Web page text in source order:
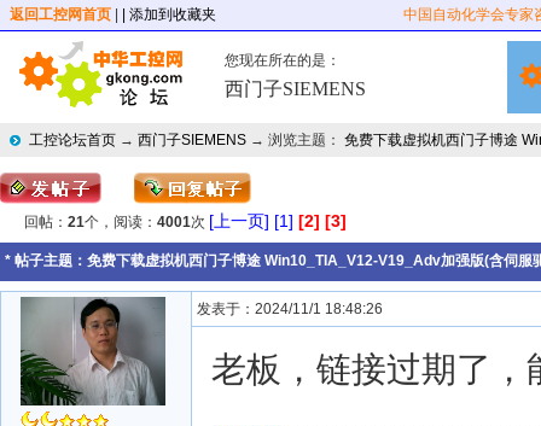
返回工控网首页 | 添加到收藏夹 中国自动化学会专家
您现在所在的是：
西门子SIEMENS
工控论坛首页 → 西门子SIEMENS → 浏览主题： 免费下载虚拟机西门子博途
回帖： 21个，阅读： 4001次 [上一页] [1] [2] [3]
* 帖子主题： 免费下载虚拟机西门子博途 Win10_TIA_V12-V19_Adv加强版(含伺服
发表于：2024/11/1 18:48:26
老板，链接过期了